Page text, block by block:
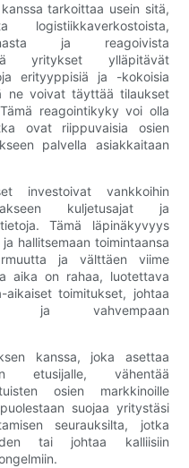
tarkoittaa usein sitä,
ja reagoivista
yritykset ylläpitävät
erityyppisiä ja -kokoisia
ne voivat täyttää tilaukset
reagointikyky voi olla
ovat riippuvaisia ​​osien
palvella asiakkaitaan
investoivat vankkoihin
kuljetusajat ja
Tämä läpinäkyvyys
hallitsemaan toimintaansa
ja välttäen viime
aika on rahaa, luotettava
aikaiset toimitukset, johtaa
ja vahvempaan
kanssa, joka asettaa
etusijalle, vähentää
osien markkinoille
​​suojaa yritystäsi
seurauksilta, jotka
tai johtaa kalliisiin